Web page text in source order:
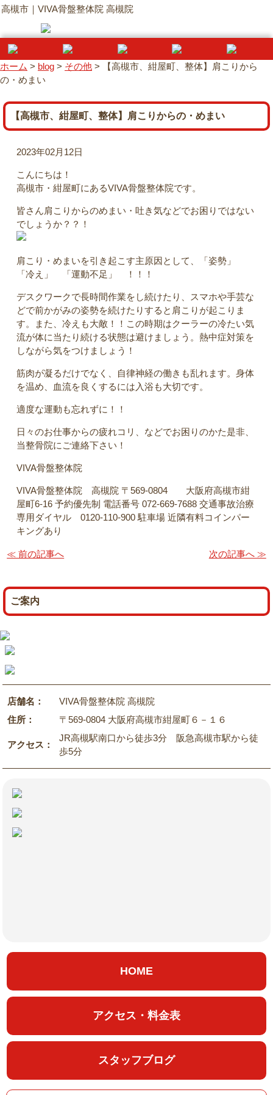
高槻市｜VIVA骨盤整体院 高槻院
ホーム > blog > その他 >
【高槻市、紺屋町、整体】肩こりから
の・めまい
【高槻市、紺屋町、整体】肩こりからの・めまい
2023年02月12日
こんにちは！
高槻市・紺屋町にあるVIVA骨盤整体院です。
皆さん肩こりからのめまい・吐き気などでお困りではない
でしょうか？？！
肩こり・めまいを引き起こす主原因として、「姿勢」
「冷え」 「運動不足」 ！！！
デスクワークで長時間作業をし続けたり、スマホや手芸な
どで前かがみの姿勢を続けたりすると肩こりが起こりま
す。また、冷えも大敵！！この時期はクーラーの冷たい気
流が体に当たり続ける状態は避けましょう。熱中症対策を
しながら気をつけましょう！
筋肉が凝るだけでなく、自律神経の働きも乱れます。身体
を温め、血流を良くするには入浴も大切です。
適度な運動も忘れずに！！
日々のお仕事からの疲れコリ、などでお困りのかた是非、
当整骨院にご連絡下さい！
VIVA骨盤整体院
VIVA骨盤整体院 高槻院 〒569-0804 大阪府高槻市紺
屋町6-16 予約優先制 電話番号 072-669-7688 交通事故治療
専用ダイヤル 0120-110-900 駐車場 近隣有料コインパー
キングあり
≪ 前の記事へ 次の記事へ ≫
ご案内
店舗名：
VIVA骨盤整体院 高槻院
住所：
〒569-0804 大阪府高槻市紺屋町６－１６
アクセス：
JR高槻駅南口から徒歩3分 阪急高槻市駅から徒
歩5分
HOME
アクセス・料金表
スタッフブログ